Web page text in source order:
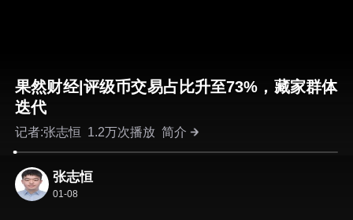
果然财经|评级币交易占比升至73%，藏家群体
迭代
记者:张志恒 1.2万次播放简介
张志恒
01-08